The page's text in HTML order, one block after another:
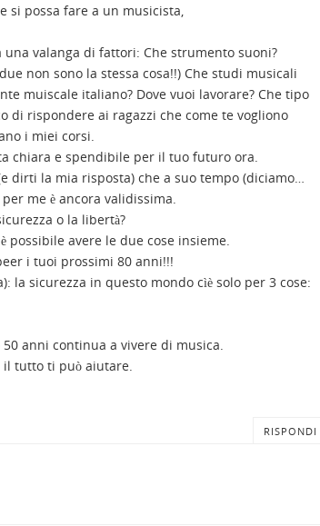
si possa fare a un musicista,
valanga di fattori: Che strumento suoni?
non sono la stessa cosa!!) Che studi musicali
muiscale italiano? Dove vuoi lavorare? Che tipo
di rispondere ai ragazzi che come te vogliono
i miei corsi.
chiara e spendibile per il tuo futuro ora.
dirti la mia risposta) che a suo tempo (diciamo…
me è ancora validissima.
o la libertà?
possibile avere le due cose insieme.
i tuoi prossimi 80 anni!!!
la sicurezza in questo mondo cìè solo per 3 cose:
anni continua a vivere di musica.
il tutto ti può aiutare.
RISPONDI